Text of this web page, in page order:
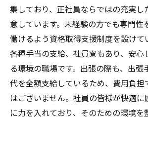
集しており、正社員ならではの充実し
意しています。未経験の方でも専門性
働けるよう資格取得支援制度を設けて
各種手当の支給、社員寮もあり、安心
る環境の職場です。出張の際も、出張
代を全額支給しているため、費用負担
はございません。社員の皆様が快適に
に力を入れており、そのための環境を